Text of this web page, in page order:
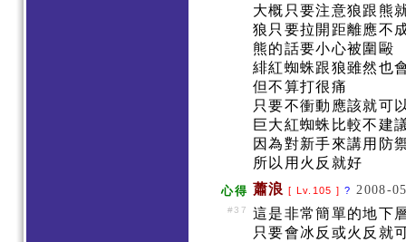
大概只要注意狼跟熊
狼只要拉開距離應不
熊的話要小心被圍毆
緋紅蜘蛛跟狼雖然也
但不算打很痛
只要不衝動應該就可
巨大紅蜘蛛比較不建
因為對新手來講用防
所以用火反就好
心得 蕭浪 [ Lv.105 ] ? 2008-
#37
這是非常簡單的地下
只要會冰反或火反就